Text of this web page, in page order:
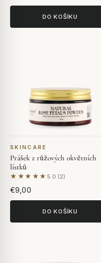
DO KOŠÍKU
SKINCARE
Prášek z růžových okvětních
lístků
★★★★★ 5.0 (2)
Na základě 2 hodnocení
€9,00
DO KOŠÍKU